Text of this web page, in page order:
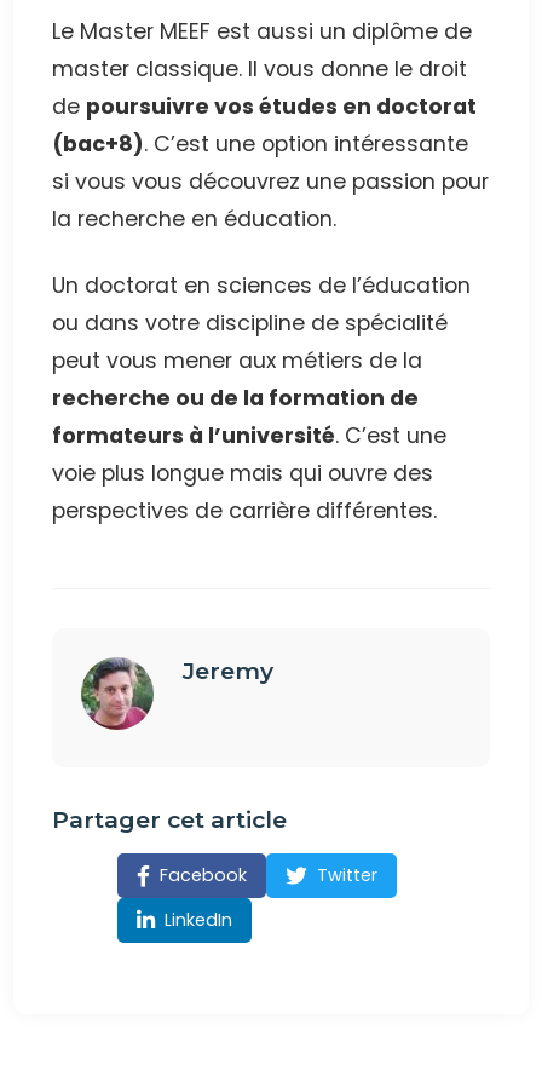
Le Master MEEF est aussi un diplôme de
master classique. Il vous donne le droit
de poursuivre vos études en doctorat
(bac+8). C’est une option intéressante
si vous vous découvrez une passion pour
la recherche en éducation.
Un doctorat en sciences de l’éducation
ou dans votre discipline de spécialité
peut vous mener aux métiers de la
recherche ou de la formation de
formateurs à l’université. C’est une
voie plus longue mais qui ouvre des
perspectives de carrière différentes.
Jeremy
Partager cet article
Facebook
Twitter
LinkedIn